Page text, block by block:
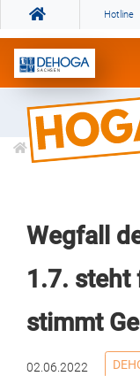
Hotline
Informationen
Wegfall
1.7. steht
stimmt
02.06.2022